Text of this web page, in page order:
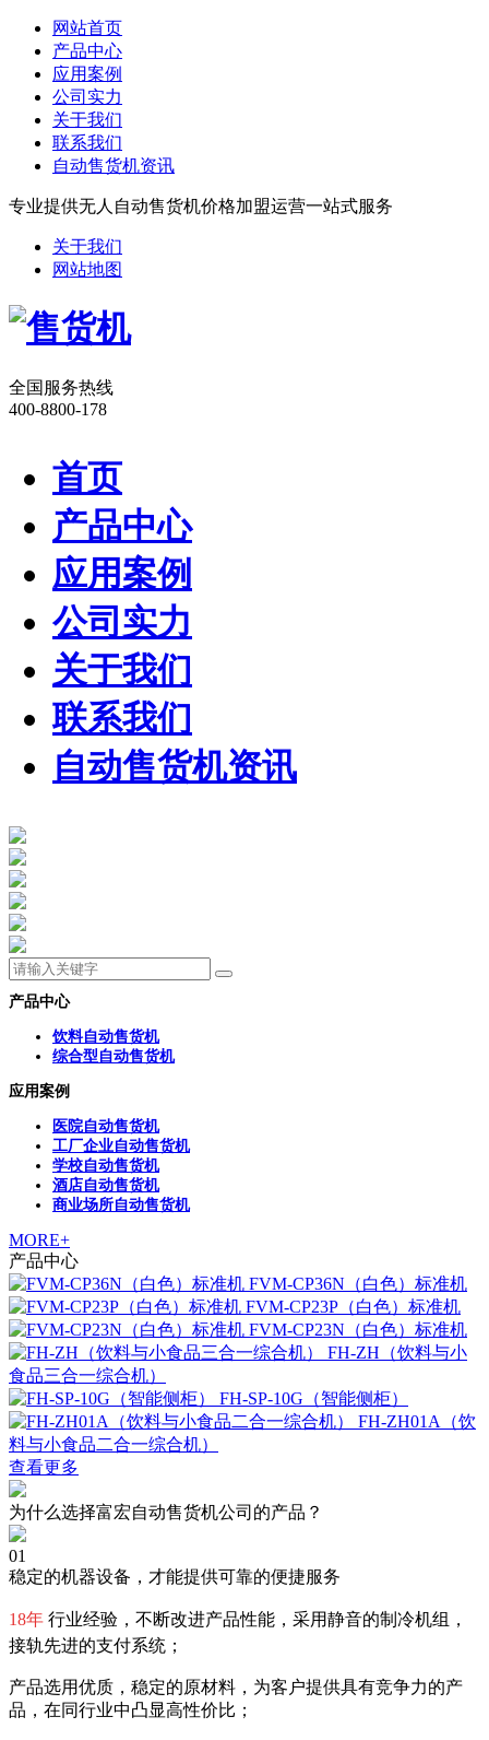
网站首页
产品中心
应用案例
公司实力
关于我们
联系我们
自动售货机资讯
专业提供无人自动售货机价格加盟运营一站式服务
关于我们
网站地图
全国服务热线
400-8800-178
首页
产品中心
应用案例
公司实力
关于我们
联系我们
自动售货机资讯
产品中心
饮料自动售货机
综合型自动售货机
应用案例
医院自动售货机
工厂企业自动售货机
学校自动售货机
酒店自动售货机
商业场所自动售货机
MORE+
产品中心
FVM-CP36N（白色）标准机
FVM-CP23P（白色）标准机
FVM-CP23N（白色）标准机
FH-ZH（饮料与小
食品三合一综合机）
FH-SP-10G（智能侧柜）
FH-ZH01A（饮
料与小食品二合一综合机）
查看更多
为什么选择富宏自动售货机公司的产品？
01
稳定的机器设备，才能提供可靠的便捷服务
18年 行业经验，不断改进产品性能，采用静音的制冷机组，
接轨先进的支付系统；
产品选用优质，稳定的原材料，为客户提供具有竞争力的产
品，在同行业中凸显高性价比；